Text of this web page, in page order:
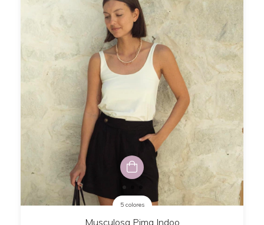
5 colores
Musculosa Pima Indoo